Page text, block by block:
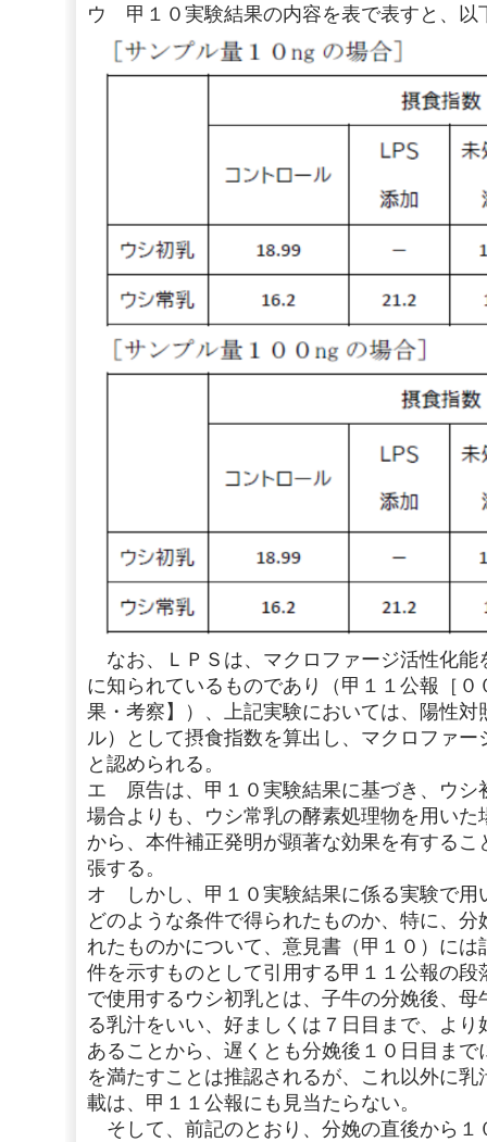
ウ 甲１０実験結果の内容を表で表すと、以
なお、ＬＰＳは、マクロファージ活性化能
に知られているものであり（甲１１公報［
果・考察】）、上記実験においては、陽性
ル）として摂食指数を算出し、マクロファ
と認められる。
エ 原告は、甲１０実験結果に基づき、ウシ
場合よりも、ウシ常乳の酵素処理物を用い
から、本件補正発明が顕著な効果を有する
張する。
オ しかし、甲１０実験結果に係る実験で用
どのような条件で得られたものか、特に、
れたものかについて、意見書（甲１０）に
件を示すものとして引用する甲１１公報の
で使用するウシ初乳とは、子牛の分娩後、
る乳汁をいい、好ましくは７日目まで、よ
あることから、遅くとも分娩後１０日目ま
を満たすことは推認されるが、これ以外に
載は、甲１１公報にも見当たらない。
そして、前記のとおり、分娩の直後から１